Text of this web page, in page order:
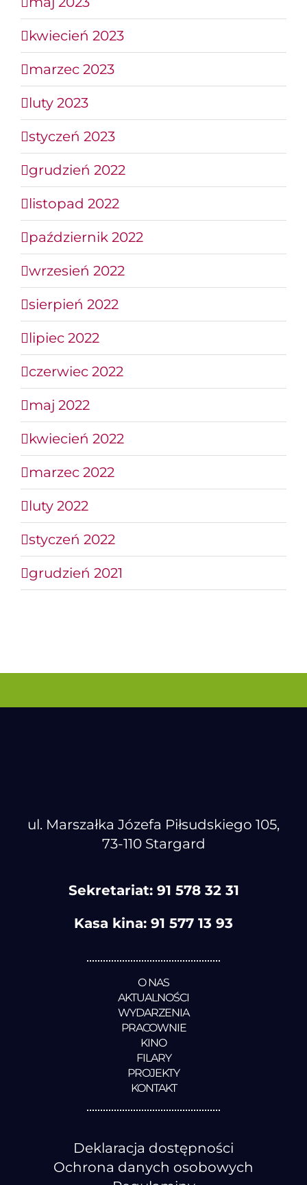
kwiecień 2023
marzec 2023
luty 2023
styczeń 2023
grudzień 2022
listopad 2022
październik 2022
wrzesień 2022
sierpień 2022
lipiec 2022
czerwiec 2022
maj 2022
kwiecień 2022
marzec 2022
luty 2022
styczeń 2022
grudzień 2021
ul. Marszałka Józefa Piłsudskiego 105,
73-110 Stargard
Sekretariat: 91 578 32 31
Kasa kina: 91 577 13 93
O NAS
AKTUALNOŚCI
WYDARZENIA
PRACOWNIE
KINO
FILARY
PROJEKTY
KONTAKT
Deklaracja dostępności
Ochrona danych osobowych